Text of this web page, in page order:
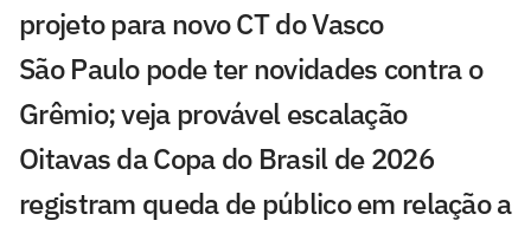
projeto para novo CT do Vasco
São Paulo pode ter novidades contra o
Grêmio; veja provável escalação
Oitavas da Copa do Brasil de 2026
registram queda de público em relação a